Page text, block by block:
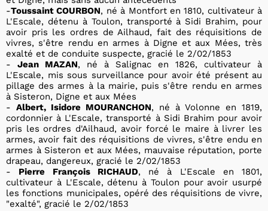
-Toussaint COURBON, né à Montfort en 1810, cultivateur à
L'Escale, détenu à Toulon, transporté à Sidi Brahim, pour
avoir pris les ordres de Ailhaud, fait des réquisitions de
vivres, s'être rendu en armes à Digne et aux Mées, très
exalté et de conduite suspecte, gracié le 2/02/1853
- Jean MAZAN, né à Salignac en 1826, cultivateur à
L'Escale, mis sous surveillance pour avoir été présent au
pillage des armes à la mairie, puis s'être rendu en armes
à Sisteron, Digne et aux Mées
- Albert, Isidore MOURANCHON, né à Volonne en 1819,
cordonnier à L'Escale, transporté à Sidi Brahim pour avoir
pris les ordres d'Ailhaud, avoir forcé le maire à livrer les
armes, avoir fait des réquisitions de vivres, s'être endu en
armes à Sisteron et aux Mées, mauvaise réputation, porte
drapeau, dangereux, gracié le 2/02/1853
- Pierre François RICHAUD, né à L'Escale en 1801,
cultivateur à L'Escale, détenu à Toulon pour avoir usurpé
les fonctions municipales, opéré des réquisitions de vivre,
"exalté", gracié le 2/02/1853